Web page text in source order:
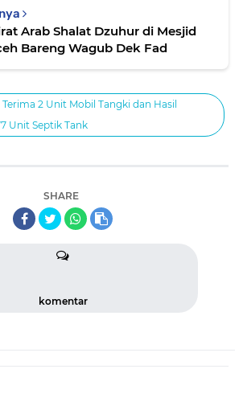
Arab Shalat Dzuhur di Mesjid
Bareng Wagub Dek Fad
2 Unit Mobil Tangki dan Hasil
Unit Septik Tank
SHARE
komentar